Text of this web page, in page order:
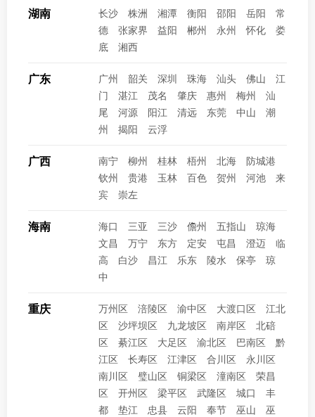
湖南 长沙 株洲 湘潭 衡阳 邵阳 岳阳
常
德
张家界 益阳 郴州 永州 怀化
娄
底
湘西
广东 广州 韶关 深圳 珠海 汕头 佛山
江
门
湛江 茂名 肇庆 惠州 梅州
汕
尾
河源 阳江 清远 东莞 中山
潮
州
揭阳 云浮
广西 南宁 柳州 桂林 梧州 北海
防城港
钦州
贵港 玉林 百色 贺州 河池
来
宾
崇左
海南 海口 三亚 三沙 儋州 五指山
琼海
文昌
万宁 东方 定安 屯昌 澄迈
临
高
白沙 昌江 乐东 陵水 保亭
琼
中
重庆 万州区 涪陵区 渝中区 大渡口区
江北
区
沙坪坝区 九龙坡区 南岸区
北碚
区
綦江区 大足区 渝北区 巴南区
黔
江区
长寿区 江津区 合川区
永川区
南川区
璧山区 铜梁区 潼南区
荣昌
区
开州区 梁平区 武隆区 城口
丰
都
垫江 忠县 云阳 奉节 巫山
巫